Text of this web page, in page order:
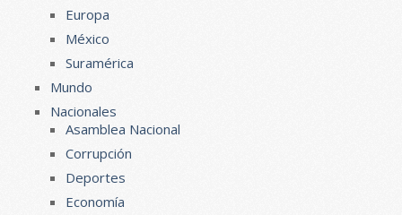
Europa
México
Suramérica
Mundo
Nacionales
Asamblea Nacional
Corrupción
Deportes
Economía